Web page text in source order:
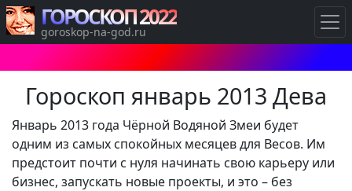
Гороскоп январь 2013 Дева
Январь 2013 года Чёрной Водяной Змеи будет
одним из самых спокойных месяцев для Весов. Им
предстоит почти с нуля начинать свою карьеру или
бизнес, запускать новые проекты, и это – без
ГОРОСКОП 2022
goroskop-na-god.ru